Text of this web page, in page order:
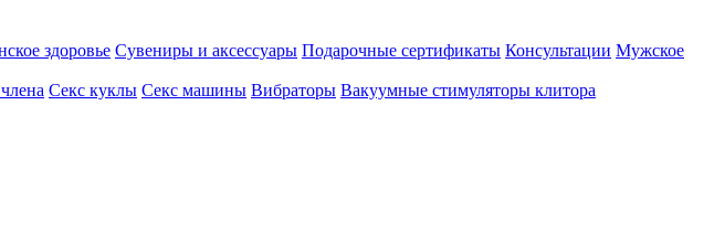
здоровье Сувениры и аксессуары Подарочные сертификаты Консультации Мужское
Секс куклы Секс машины Вибраторы Вакуумные стимуляторы клитора